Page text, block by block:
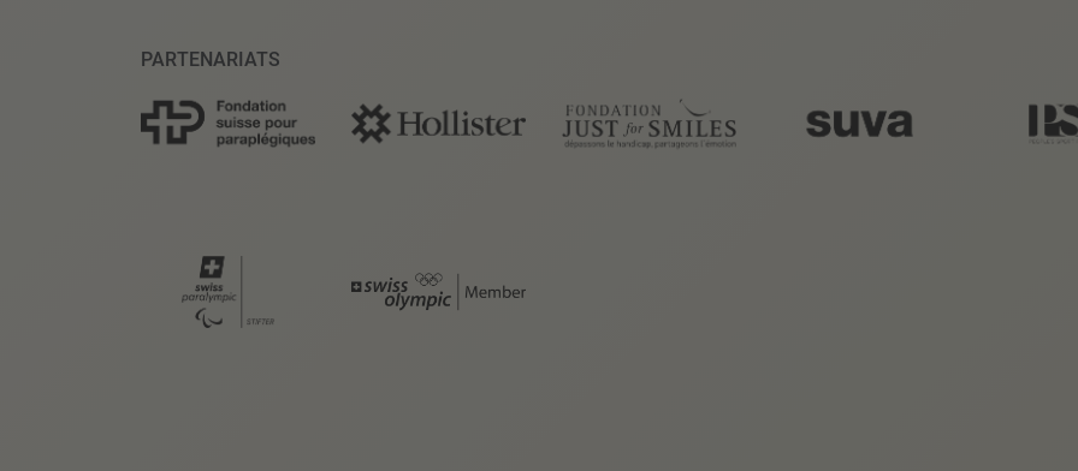
PARTENARIATS